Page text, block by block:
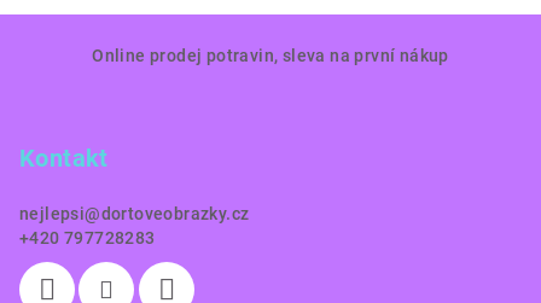
Online prodej potravin, sleva na první nákup
Kontakt
nejlepsi@dortoveobrazky.cz
+420 797728283